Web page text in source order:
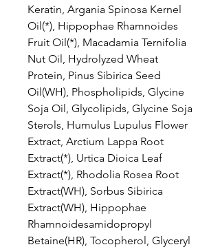
Keratin, Argania Spinosa Kernel
Oil(*), Hippophae Rhamnoides
Fruit Oil(*), Macadamia Ternifolia
Nut Oil, Hydrolyzed Wheat
Protein, Pinus Sibirica Seed
Oil(WH), Phospholipids, Glycine
Soja Oil, Glycolipids, Glycine Soja
Sterols, Humulus Lupulus Flower
Extract, Arctium Lappa Root
Extract(*), Urtica Dioica Leaf
Extract(*), Rhodolia Rosea Root
Extract(WH), Sorbus Sibirica
Extract(WH), Hippophae
Rhamnoidesamidopropyl
Betaine(HR), Tocopherol, Glyceryl